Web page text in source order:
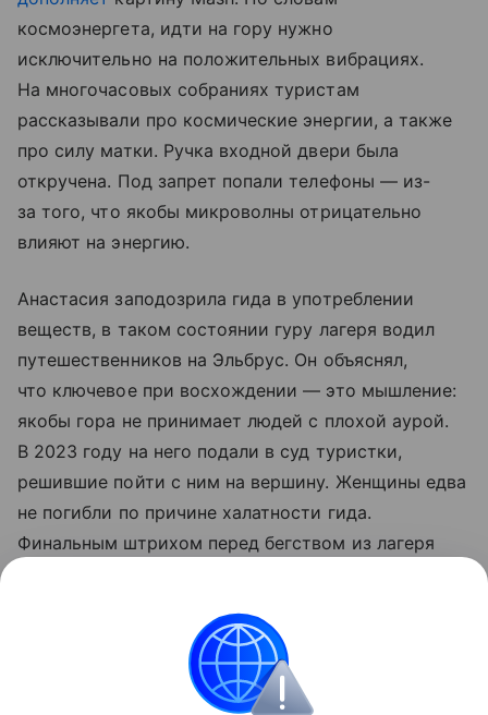
космоэнергета, идти на гору нужно
исключительно на положительных вибрациях.
На многочасовых собраниях туристам
рассказывали про космические энергии, а также
про силу матки. Ручка входной двери была
откручена. Под запрет попали телефоны — из-
за того, что якобы микроволны отрицательно
влияют на энергию.
Анастасия заподозрила гида в употреблении
веществ, в таком состоянии гуру лагеря водил
путешественников на Эльбрус. Он объяснял,
что ключевое при восхождении — это мышление:
якобы гора не принимает людей с плохой аурой.
В 2023 году на него подали в суд туристки,
решившие пойти с ним на вершину. Женщины едва
не погибли по причине халатности гида.
Финальным штрихом перед бегством из лагеря
и организовать поселение.
Кабардино-Балкария